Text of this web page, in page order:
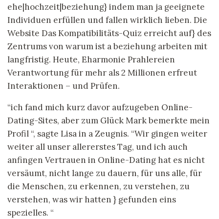
ehe|hochzeit|beziehung} indem man ja geeignete
Individuen erfüllen und fallen wirklich lieben. Die
Website Das Kompatibilitäts-Quiz erreicht auf} des
Zentrums von warum ist a beziehung arbeiten mit
langfristig. Heute, Eharmonie Prahlereien
Verantwortung für mehr als 2 Millionen erfreut
Interaktionen – und Prüfen.
“ich fand mich kurz davor aufzugeben Online-
Dating-Sites, aber zum Glück Mark bemerkte mein
Profil “, sagte Lisa in a Zeugnis. “Wir gingen weiter
weiter all unser allererstes Tag, und ich auch
anfingen Vertrauen in Online-Dating hat es nicht
versäumt, nicht lange zu dauern, für uns alle, für
die Menschen, zu erkennen, zu verstehen, zu
verstehen, was wir hatten } gefunden eins
spezielles. “